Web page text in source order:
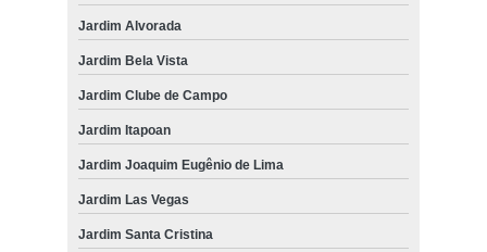
Jardim Alvorada
Jardim Bela Vista
Jardim Clube de Campo
Jardim Itapoan
Jardim Joaquim Eugênio de Lima
Jardim Las Vegas
Jardim Santa Cristina